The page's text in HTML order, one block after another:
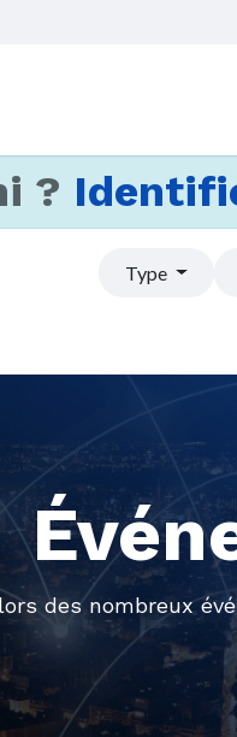
?
Type
des nombreux